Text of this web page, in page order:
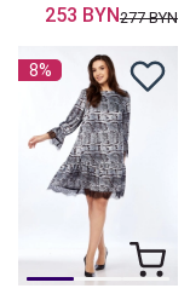
253 BYN277 BYN
8%